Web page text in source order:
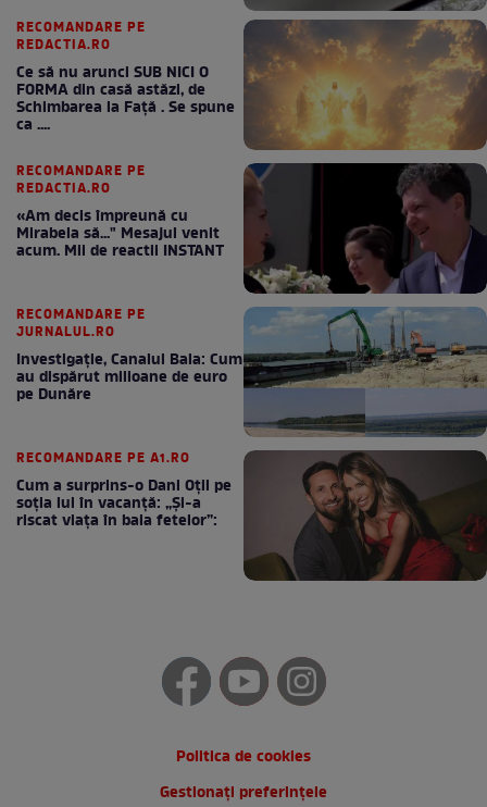
RECOMANDARE PE
REDACTIA.RO
Ce să nu arunci SUB NICI O
FORMA din casă astăzi, de
Schimbarea la Față . Se spune
ca ....
RECOMANDARE PE
REDACTIA.RO
«Am decis împreună cu
Mirabela să..." Mesajul venit
acum. Mii de reactii INSTANT
RECOMANDARE PE
JURNALUL.RO
Investigație, Canalul Bala: Cum
au dispărut milioane de euro
pe Dunăre
RECOMANDARE PE A1.RO
Cum a surprins-o Dani Oțil pe
soția lui în vacanță: „Și-a
riscat viața în baia fetelor”:
Politica de cookies
Gestionați preferințele